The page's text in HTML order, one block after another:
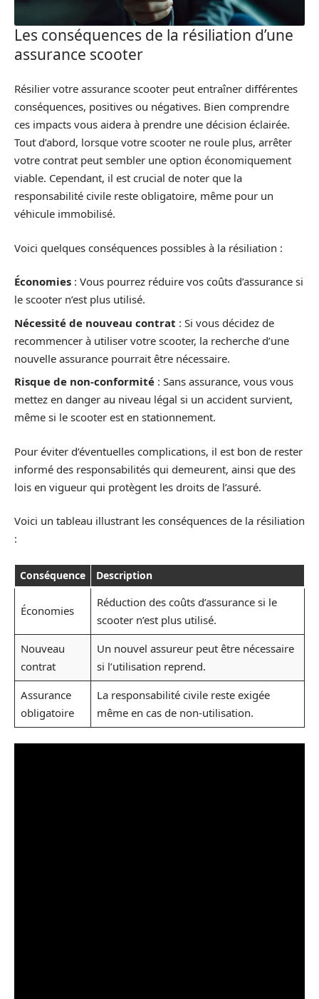
Les conséquences de la résiliation d’une
assurance scooter
Résilier votre assurance scooter peut entraîner différentes
conséquences, positives ou négatives. Bien comprendre
ces impacts vous aidera à prendre une décision éclairée.
Tout d’abord, lorsque votre scooter ne roule plus, arrêter
votre contrat peut sembler une option économiquement
viable. Cependant, il est crucial de noter que la
responsabilité civile reste obligatoire, même pour un
véhicule immobilisé.
Voici quelques conséquences possibles à la résiliation :
Économies : Vous pourrez réduire vos coûts d’assurance si
le scooter n’est plus utilisé.
Nécessité de nouveau contrat : Si vous décidez de
recommencer à utiliser votre scooter, la recherche d’une
nouvelle assurance pourrait être nécessaire.
Risque de non-conformité : Sans assurance, vous vous
mettez en danger au niveau légal si un accident survient,
même si le scooter est en stationnement.
Pour éviter d’éventuelles complications, il est bon de rester
informé des responsabilités qui demeurent, ainsi que des
lois en vigueur qui protègent les droits de l’assuré.
Voici un tableau illustrant les conséquences de la résiliation
:
Conséquence Description
Économies
Réduction des coûts d’assurance si le
scooter n’est plus utilisé.
Nouveau
contrat
Un nouvel assureur peut être nécessaire
si l’utilisation reprend.
Assurance
obligatoire
La responsabilité civile reste exigée
même en cas de non-utilisation.